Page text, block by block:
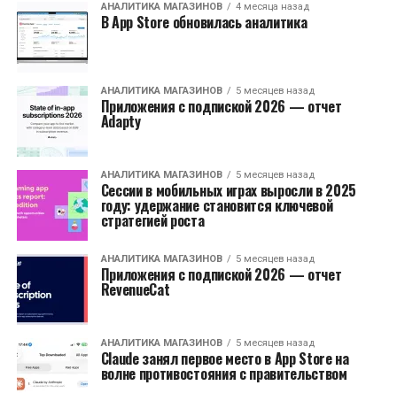
АНАЛИТИКА МАГАЗИНОВ 4 месяца назад
В App Store обновилась аналитика
АНАЛИТИКА МАГАЗИНОВ 5 месяцев назад
Приложения с подпиской 2026 — отчет
Adapty
АНАЛИТИКА МАГАЗИНОВ 5 месяцев назад
Сессии в мобильных играх выросли в 2025
году: удержание становится ключевой
стратегией роста
АНАЛИТИКА МАГАЗИНОВ 5 месяцев назад
Приложения с подпиской 2026 — отчет
RevenueCat
АНАЛИТИКА МАГАЗИНОВ 5 месяцев назад
Claude занял первое место в App Store на
волне противостояния с правительством